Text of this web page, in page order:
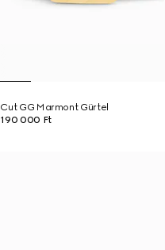
Cut GG Marmont Gürtel
190 000 Ft